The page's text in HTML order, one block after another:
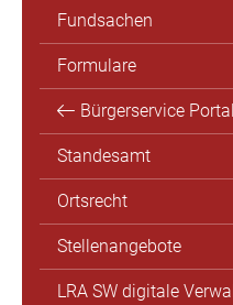
Fundsachen
Formulare
Bürgerservice Portal
Standesamt
Ortsrecht
Stellenangebote
LRA SW digitale